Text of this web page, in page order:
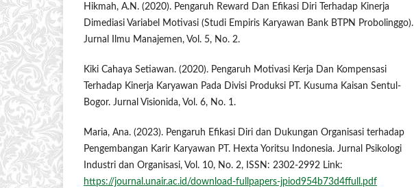
Hikmah, A.N. (2020). Pengaruh Reward Dan Efikasi Diri Terhadap Kinerja
Dimediasi Variabel Motivasi (Studi Empiris Karyawan Bank BTPN Probolinggo).
Jurnal Ilmu Manajemen, Vol. 5, No. 2.
Kiki Cahaya Setiawan. (2020). Pengaruh Motivasi Kerja Dan Kompensasi
Terhadap Kinerja Karyawan Pada Divisi Produksi PT. Kusuma Kaisan Sentul-
Bogor. Jurnal Visionida, Vol. 6, No. 1.
Maria, Ana. (2023). Pengaruh Efikasi Diri dan Dukungan Organisasi terhadap
Pengembangan Karir Karyawan PT. Hexta Yoritsu Indonesia. Jurnal Psikologi
Industri dan Organisasi, Vol. 10, No. 2, ISSN: 2302-2992 Link:
https://journal.unair.ac.id/download-fullpapers-jpiod954b73d4ffull.pdf